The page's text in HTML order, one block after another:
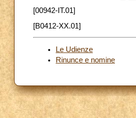
[00942-IT.01]
[B0412-XX.01]
Le Udienze
Rinunce e nomine